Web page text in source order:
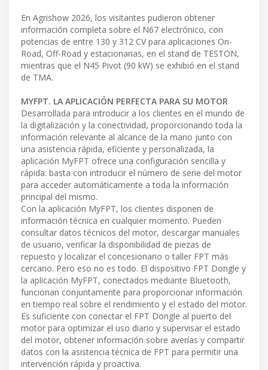
En Agrishow 2026, los visitantes pudieron obtener
información completa sobre el N67 electrónico, con
potencias de entre 130 y 312 CV para aplicaciones On-
Road, Off-Road y estacionarias, en el stand de TESTON,
mientras que el N45 Pivot (90 kW) se exhibió en el stand
de TMA.
MYFPT. LA APLICACIÓN PERFECTA PARA SU MOTOR
Desarrollada para introducir a los clientes en el mundo de
la digitalización y la conectividad, proporcionando toda la
información relevante al alcance de la mano junto con
una asistencia rápida, eficiente y personalizada, la
aplicación MyFPT ofrece una configuración sencilla y
rápida: basta con introducir el número de serie del motor
para acceder automáticamente a toda la información
principal del mismo.
Con la aplicación MyFPT, los clientes disponen de
información técnica en cualquier momento. Pueden
consultar datos técnicos del motor, descargar manuales
de usuario, verificar la disponibilidad de piezas de
repuesto y localizar el concesionario o taller FPT más
cercano. Pero eso no es todo. El dispositivo FPT Dongle y
la aplicación MyFPT, conectados mediante Bluetooth,
funcionan conjuntamente para proporcionar información
en tiempo real sobre el rendimiento y el estado del motor.
Es suficiente con conectar el FPT Dongle al puerto del
motor para optimizar el uso diario y supervisar el estado
del motor, obtener información sobre averías y compartir
datos con la asistencia técnica de FPT para permitir una
intervención rápida y proactiva.